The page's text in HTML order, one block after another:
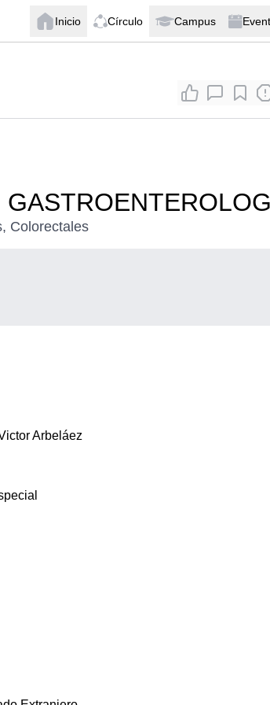
Inicio Círculo Campus
Colorectales
Arbeláez